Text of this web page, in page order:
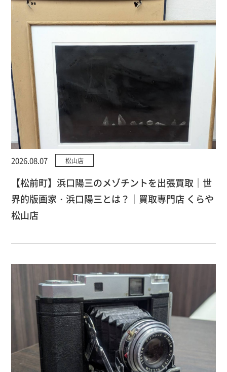
2026.08.07 松山店
【松前町】浜口陽三のメゾチントを出張買取｜世
界的版画家・浜口陽三とは？｜買取専門店 くらや
松山店